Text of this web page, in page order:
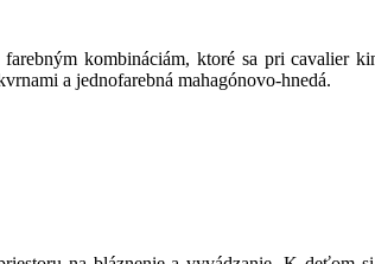
kombináciám, ktoré sa pri cavalier
a jednofarebná mahagónovo-hnedá.